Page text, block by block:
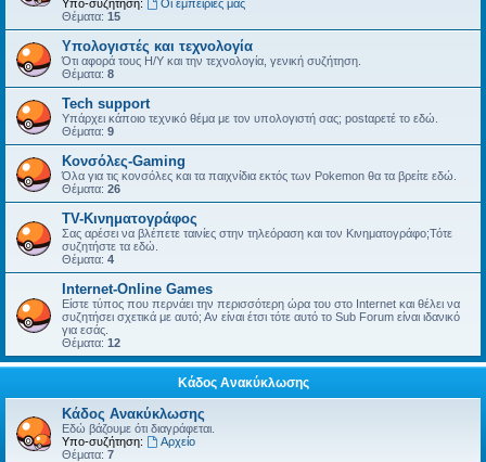
Υπο-συζήτηση:
Οι εμπειρίες μας
Θέματα: 15
Υπολογιστές και τεχνολογία
Ότι αφορά τους Η/Υ και την τεχνολογία, γενική συζήτηση.
Θέματα: 8
Tech support
Υπάρχει κάποιο τεχνικό θέμα με τον υπολογιστή σας; postαρετέ το εδώ.
Θέματα: 9
Kονσόλες-Gaming
Όλα για τις κονσόλες και τα παιχνίδια εκτός των Pokemon θα τα βρείτε εδώ.
Θέματα: 26
TV-Κινηματογράφος
Σας αρέσει να βλέπετε ταινίες στην τηλεόραση και τον Κινηματογράφο;Τότε
συζητήστε τα εδώ.
Θέματα: 4
Internet-Online Games
Είστε τύπος που περνάει την περισσότερη ώρα του στο Internet και θέλει να
συζητήσει σχετικά με αυτό; Αν είναι έτσι τότε αυτό το Sub Forum είναι ιδανικό
για εσάς.
Θέματα: 12
Κάδος Ανακύκλωσης
Κάδος Ανακύκλωσης
Εδώ βάζουμε ότι διαγράφεται.
Υπο-συζήτηση:
Αρχείο
Θέματα: 7